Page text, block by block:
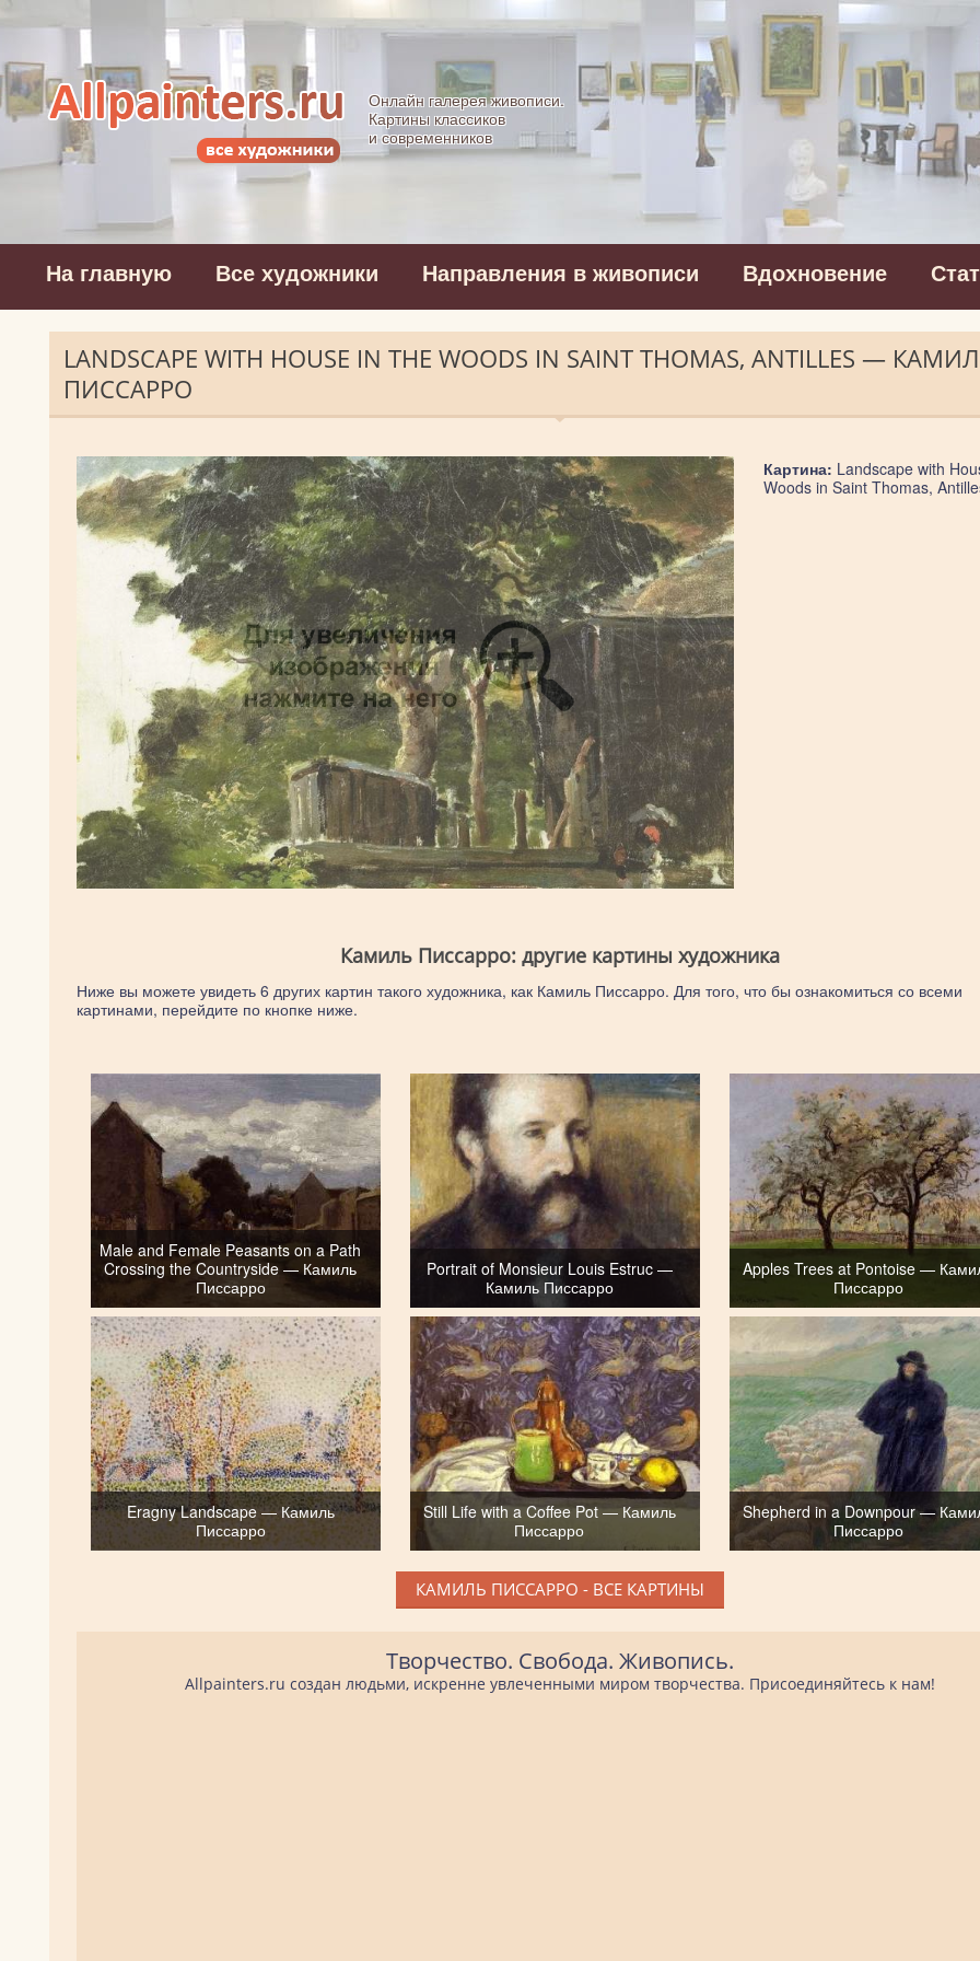
Allpainters.ru - картинная галерея
Онлайн галерея живописи.
Картины классиков
и современников
На главную Все художники Направления в живописи Вдохновение
LANDSCAPE WITH HOUSE IN THE WOODS IN SAINT THOMAS, ANTILLES —
ПИССАРРО
Картина: Landscape with
Woods in Saint Thomas,
Камиль Писсарро: другие картины художника
Ниже вы можете увидеть 6 других картин такого художника, как Камиль Писсарро. Для того, что бы ознакомиться со всеми
картинами, перейдите по кнопке ниже.
Male and Female Peasants on a Path
Crossing the Countryside — Камиль
Писсарро
Portrait of Monsieur Louis Estruc —
Камиль Писсарро
Apples Trees at Pontoise —
Писсарро
Eragny Landscape — Камиль
Писсарро
Still Life with a Coffee Pot — Камиль
Писсарро
Shepherd in a Downpour —
Писсарро
КАМИЛЬ ПИССАРРО - ВСЕ КАРТИНЫ
Творчество. Свобода. Живопись.
Allpainters.ru создан людьми, искренне увлеченными миром творчества. Присоединяйтесь к нам!